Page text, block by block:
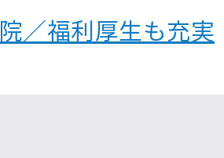
／福利厚生も充実